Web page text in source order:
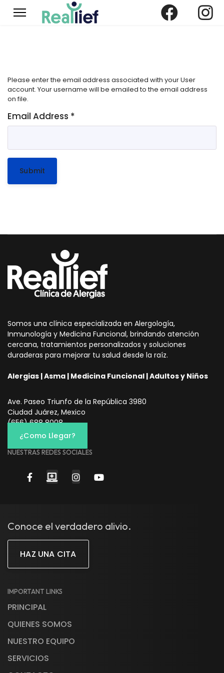
Please enter the email address associated with your User
account. Your username will be emailed to the email address
on file.
Email Address *
Submit
Somos una clínica especializada en Alergología,
Inmunología y Medicina Funcional, brindando atención
cercana, tratamientos personalizados y soluciones
duraderas para mejorar tu salud desde la raíz.
Alergias | Asma | Medicina Funcional | Adultos y Niños
Ave. Paseo Triunfo de la República 3980
Ciudad Juárez, Mexico
(656) 688 8008
¿Como Llegar?
NUESTRAS REDES SOCIALES
Conoce el verdadero alivio.
HAZ UNA CITA
IMPORTANT LINKS
PRINCIPAL
QUIENES SOMOS
NUESTRO EQUIPO
SERVICIOS